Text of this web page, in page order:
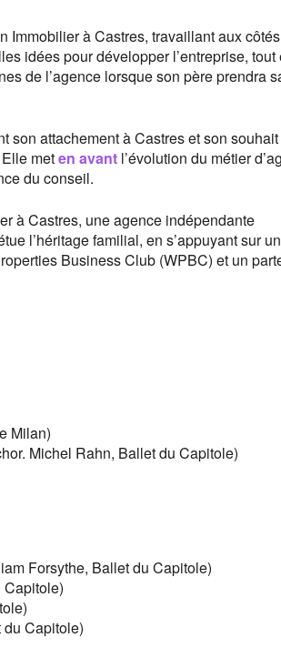
Immobilier à Castres, travaillant aux
idées pour développer l’entreprise, tout
de l’agence lorsque son père prendra
son attachement à Castres et son
meten avant l’évolution du métier
du conseil.
à Castres, une agence indépendante
l’héritage familial, en s’appuyant sur
Business Club (WPBC) et un
Milan)
Michel Rahn, Ballet du Capitole)
Forsythe, Ballet du Capitole)
du Capitole)